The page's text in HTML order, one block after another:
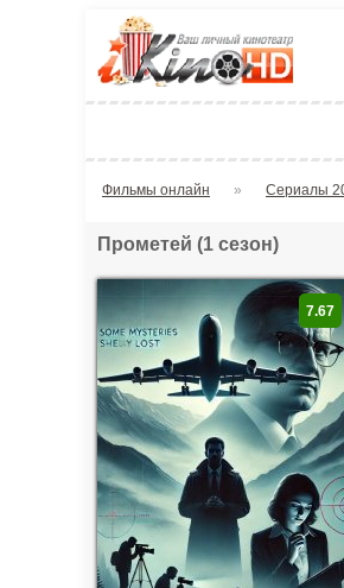
Фильмы онлайн » Сериалы
Прометей (1 сезон)
7.67